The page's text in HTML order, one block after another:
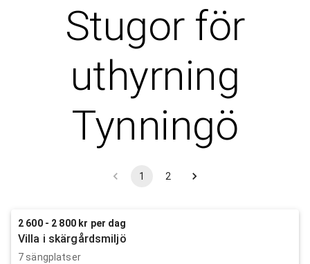
Stugor för
uthyrning
Tynningö
1 2
2 600 - 2 800 kr per dag
Villa i skärgårdsmiljö
7 sängplatser